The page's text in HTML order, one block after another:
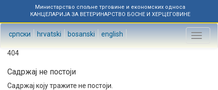
Министарство спољне трговине и економских односа
КАНЦЕЛАРИЈА ЗА ВЕТЕРИНАРСТВО БОСНЕ И ХЕРЦЕГОВИНЕ
српски hrvatski bosanski english
Toggle
404
Садржај не постоји
Садржај коју тражите не постоји.